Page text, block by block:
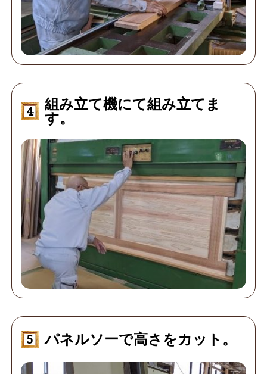
4
組み立て機にて組み立てま
す。
5 パネルソーで高さをカット。